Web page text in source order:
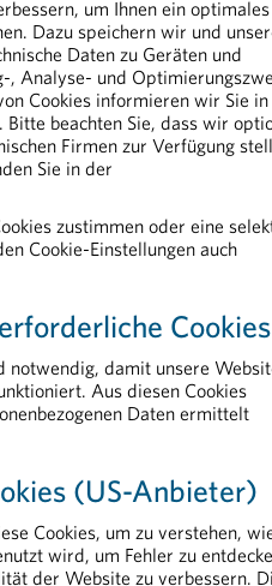
ohne Medikamente
Gesundheit und Versorgung
steht unter Druck
in Europa stärken
Arzneimittel
Disclaimer
um Ihnen ein optimales
Dazu speichern wir und
Daten zu Geräten und
Analyse- und
Cookies informieren wir Sie in
. Bitte beachten Sie, dass wir
Firmen zur Verfügung
Sie in der
zustimmen oder eine
Cookie-Einstellungen auch
Cookies
notwendig, damit unsere
Aus diesen Cookies
Daten ermittelt
(US-Anbieter)
Cookies, um zu verstehen,
wird, um Fehler zu
der Website zu verbessern.